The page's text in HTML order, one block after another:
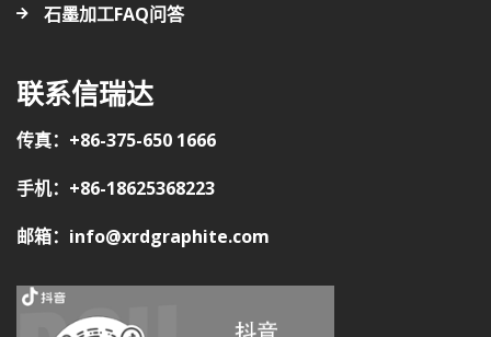
石墨加工FAQ问答
联系信瑞达
传真：+86-375-650 1666
手机：+86-18625368223
邮箱：info@xrdgraphite.com